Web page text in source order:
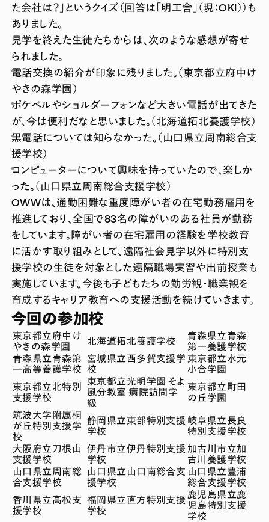
た会社は？」というクイズ（回答は「明工舎」（現：OKI））も
ありました。
見学を終えた生徒たちからは、次のような感想が寄せ
られました。
電話交換の紹介が印象に残りました。（東京都立府中け
やきの森学園）
ポケベルやショルダーフォンなど大きい電話が出てきた
が、今は便利だなと思いました。（北海道拓北養護学校）
黒電話については知らなかった。（山口県立周南総合支
援学校）
コンピューターについて興味を持っていたので、楽しか
った。（山口県立周南総合支援学校）
OWWは、通勤困難な重度障がい者の在宅勤務雇用を
推進しており、全国で83名の障がいのある社員が勤務
をしています。障がい者の在宅雇用の経験を学校教育
に活かす取り組みとして、遠隔社会見学以外に特別支
援学校の生徒を対象とした遠隔職場実習や出前授業も
実施しています。今後も子どもたちの勤労観・職業観を
育成するキャリア教育への支援活動を続けていきます。
今回の参加校
東京都立府中け
やきの森学園
北海道拓北養護学校
青森県立青森
第一養護学校
青森県立青森第
一高等養護学校
宮城県立西多賀支援学
校
東京都立水元
小合学園
東京都立北特別
支援学校
東京都立光明学園 そよ
風分教室 病院訪問学
級
東京都立町田
の丘学園
筑波大学附属桐
が丘特別支援学
校
静岡県立東部特別支援
学校
岐阜県立長良
特別支援学校
大阪府立刀根山
支援学校
伊丹市立伊丹特別支援
学校
加古川市立加
古川養護学校
山口県立周南総
合支援学校
山口県立山口南総合支
援学校
山口県立豊浦
総合支援学校
香川県立高松支
援学校
福岡県立直方特別支援
学校
鹿児島県立鹿
児島特別支援
学校